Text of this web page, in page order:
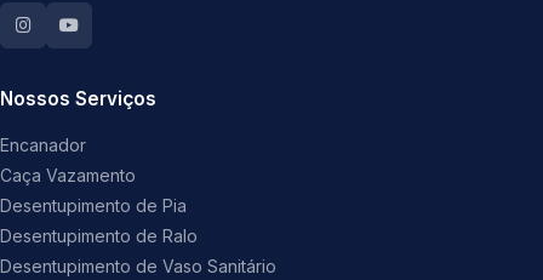
Nossos Serviços
Encanador
Caça Vazamento
Desentupimento de Pia
Desentupimento de Ralo
Desentupimento de Vaso Sanitário